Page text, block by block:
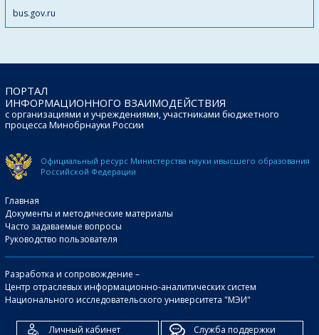
bus.gov.ru
ПОРТАЛ
ИНФОРМАЦИОННОГО ВЗАИМОДЕЙСТВИЯ
с организациями и учреждениями, участниками бюджетного
процесса Минобрнауки России
Официальный ресурс Министерства науки ивысшего образования
Российской Федерации
Главная
Документы и методические материалы
Часто задаваемые вопросы
Руководство пользователя
Разработка и сопровождение –
Центр отраслевых информационно-аналитических систем
Национального исследовательского университета "МЭИ"
Личный кабинет Служба поддержки